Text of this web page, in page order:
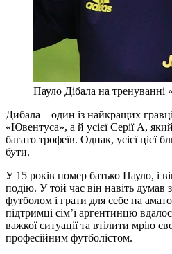
Пауло Дібала на тренуванні
Дибала – один із найкращих
«Ювентуса», а й усієї Серії А,
багато трофеїв. Однак, усієї цієї
бути.
У 15 років помер батько Пауло, і
подію. У той час він навіть думав
футболом і грати для себе на
підтримці сім’ї аргентинцю
важкої ситуації та втілити мрію
професійним футболістом.